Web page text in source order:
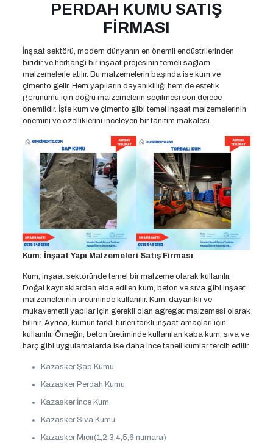
PERDAH KUMU SATIŞ
FİRMASI
İnşaat sektörü, modern dünyanın en önemli endüstrilerinden
biridir ve herhangi bir inşaat projesinin temeli sağlam
malzemelerle atılır. Bu malzemelerin başında ise kum ve
çimento gelir. Hem yapıların dayanıklılığı hem de estetik
görünümü için doğru malzemelerin seçilmesi son derece
önemlidir. İşte kum ve çimento gibi temel inşaat malzemelerinin
önemini ve özelliklerini inceleyen bir tanıtım makalesi.
Kum: İnşaat Yapı Malzemeleri Satış Firması
Kum, inşaat sektöründe temel bir malzeme olarak kullanılır.
Doğal kaynaklardan elde edilen kum, beton ve sıva gibi inşaat
malzemelerinin üretiminde kullanılır. Kum, dayanıklı ve
mukavemetli yapılar için gerekli olan agregat malzemesi olarak
bilinir. Ayrıca, kumun farklı türleri farklı inşaat amaçları için
kullanılır. Örneğin, beton üretiminde kullanılan kaba kum, sıva ve
harç gibi uygulamalarda ise daha ince taneli kumlar tercih edilir.
Kazasker Şap Kumu
Kazasker Perdah Kumu
Kazasker İnce Kum
Kazasker Sıva Kumu
Kazasker Mıcır(1,2,3,4,5,6 numara)